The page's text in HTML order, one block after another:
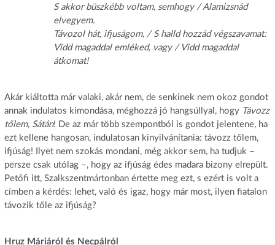
S akkor büszkébb voltam, semhogy / Alamizsnád
elvegyem.
Távozol hát, ifjuságom, / S halld hozzád végszavamat:
Vidd magaddal emléked, vagy / Vidd magaddal
átkomat!
Akár kiáltotta már valaki, akár nem, de senkinek nem okoz gondot
annak indulatos kimondása, méghozzá jó hangsúllyal, hogy Távozz
tőlem, Sátán! De az már több szempontból is gondot jelentene, ha
ezt kellene hangosan, indulatosan kinyilvánítania: távozz tőlem,
ifjúság! Ilyet nem szokás mondani, még akkor sem, ha tudjuk –
persze csak utólag –, hogy az ifjúság édes madara bizony elrepült.
Petőfi itt, Szalkszentmártonban értette meg ezt, s ezért is volt a
címben a kérdés: lehet, való és igaz, hogy már most, ilyen fiatalon
távozik tőle az ifjúság?
Hruz Máriáról és Necpálról